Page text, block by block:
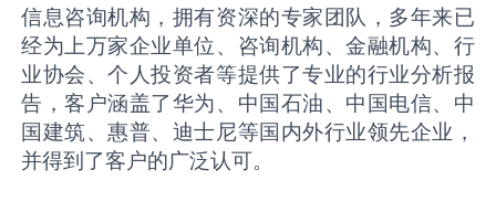
信息咨询机构，拥有资深的专家团队，多年来已
经为上万家企业单位、咨询机构、金融机构、行
业协会、个人投资者等提供了专业的行业分析报
告，客户涵盖了华为、中国石油、中国电信、中
国建筑、惠普、迪士尼等国内外行业领先企业，
并得到了客户的广泛认可。